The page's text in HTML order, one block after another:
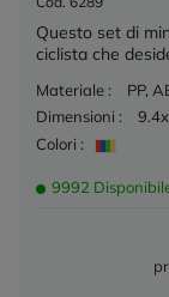
Questo set di
ciclista che
Materiale :
PP,
Dimensioni :
Colori :
9992